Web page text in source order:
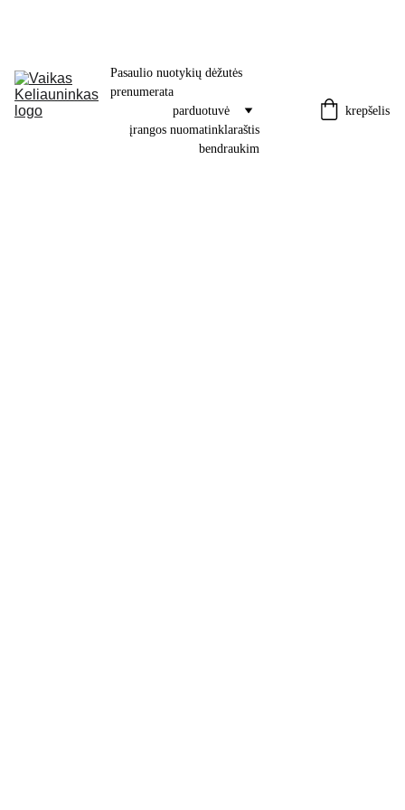
Pasaulio nuotykių dėžutės
prenumerata
parduotuvė
įrangos nuomatinklaraštis
bendraukim
krepšelis